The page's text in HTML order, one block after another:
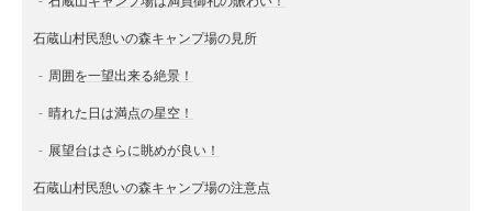
石蔵山村民憩いの森キャンプ場の見所
周囲を一望出来る絶景！
晴れた日は満点の星空！
展望台はさらに眺めが良い！
石蔵山村民憩いの森キャンプ場の注意点